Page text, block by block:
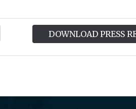
DOWNLOAD PRESS